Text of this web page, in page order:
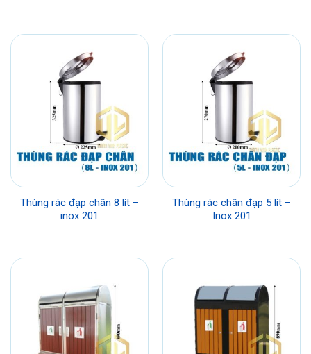
Thùng rác đạp chân 8 lít –
inox 201
Thùng rác chân đạp 5 lít –
Inox 201